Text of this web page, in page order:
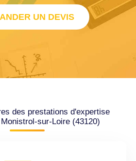
UN DEVIS
des prestations d'expertise
sur-Loire (43120)